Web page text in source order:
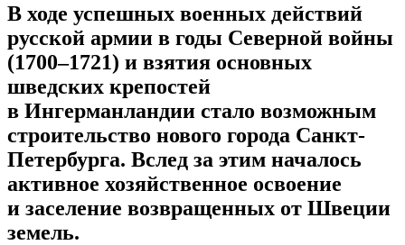
В ходе успешных военных действий
русской армии в годы Северной войны
(1700–1721) и взятия основных
шведских крепостей
в Ингерманландии стало возможным
строительство нового города Санкт-
Петербурга. Вслед за этим началось
активное хозяйственное освоение
и заселение возвращенных от Швеции
земель.